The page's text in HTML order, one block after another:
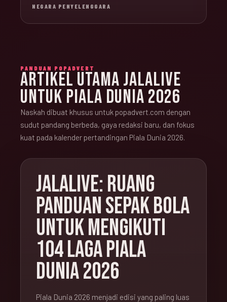
NEGARA PENYELENGGARA
PANDUAN POPADVERT
ARTIKEL UTAMA JALALIVE
UNTUK PIALA DUNIA 2026
Naskah dibuat khusus untuk popadvert.com dengan
sudut pandang berbeda, gaya redaksi baru, dan fokus
kuat pada kalender pertandingan Piala Dunia 2026.
JALALIVE: RUANG
PANDUAN SEPAK BOLA
UNTUK MENGIKUTI
104 LAGA PIALA
DUNIA 2026
Piala Dunia 2026 menjadi edisi yang paling luas